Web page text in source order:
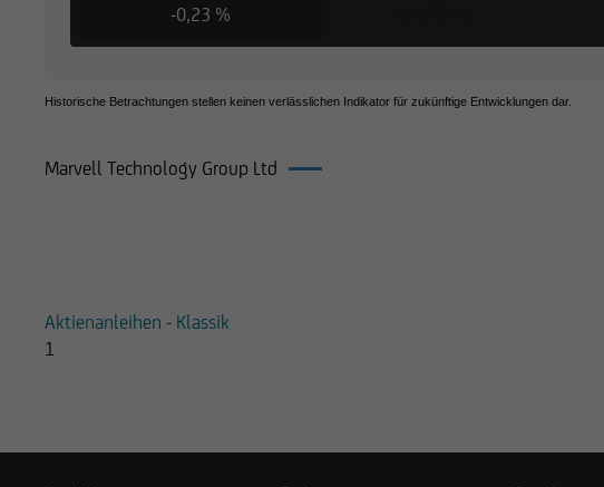
-0,23 %
Historische Betrachtungen stellen keinen verlässlichen Indikator für zukünftige Entwicklungen dar.
Marvell Technology Group Ltd
Aktienanleihen - Klassik
1